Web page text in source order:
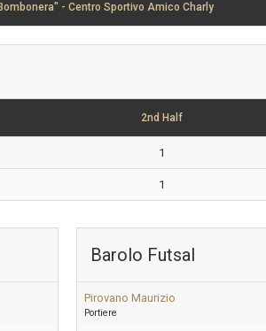
- Centro Sportivo Amico Charly
2nd Half
1
1
Barolo Futsal
Pirovano Maurizio
Portiere